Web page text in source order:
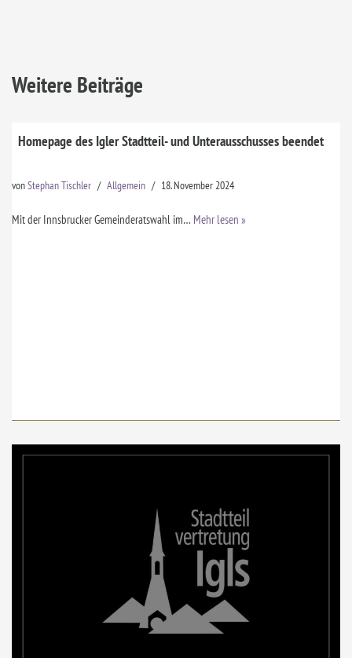
Weitere Beiträge
Homepage des Igler Stadtteil- und Unterausschusses beendet
vonStephan Tischler Allgemein 18. November 2024
Mit der Innsbrucker Gemeinderatswahl im… Mehr lesen »